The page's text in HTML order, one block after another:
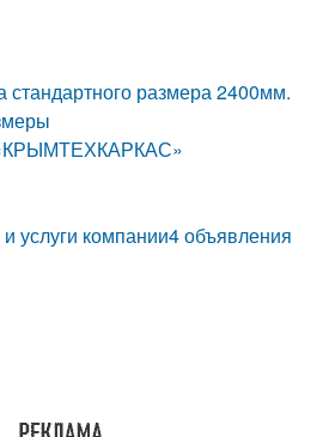
стандартного размера 2400мм.
«КРЫМТЕХКАРКАС»
услуги компании4 объявления